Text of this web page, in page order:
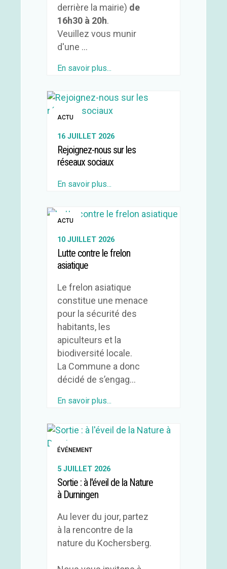
derrière la mairie) de
16h30 à 20h.
Veuillez vous munir
d'une ...
En savoir plus...
Rejoignez-nous sur les
réseaux sociaux
ACTU
16 JUILLET 2026
En savoir plus...
Lutte contre le frelon
asiatique
ACTU
10 JUILLET 2026
Le frelon asiatique
constitue une menace
pour la sécurité des
habitants, les
apiculteurs et la
biodiversité locale.
La Commune a donc
décidé de s’engag...
En savoir plus...
Sortie : à l'éveil de la Nature
à Durningen
ÉVÉNEMENT
5 JUILLET 2026
Au lever du jour, partez
à la rencontre de la
nature du Kochersberg.